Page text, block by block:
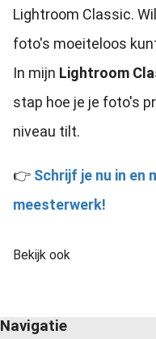
Lightroom Classic.
foto's moeiteloos
In mijn Lightroom
stap hoe je je foto's
niveau tilt.
👉 Schrijf je nu in en
meesterwerk!
Bekijk ook
Navigatie